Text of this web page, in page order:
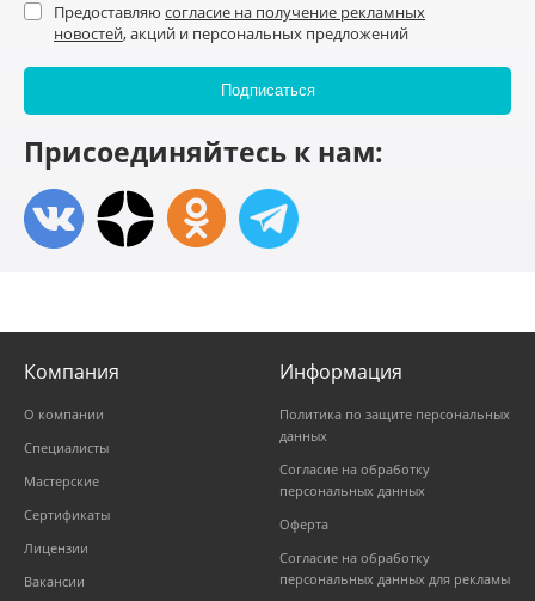
Предоставляю согласие на получение рекламных
новостей, акций и персональных предложений
Присоединяйтесь к нам:
Компания
О компании
Специалисты
Мастерские
Сертификаты
Лицензии
Вакансии
Информация
Политика по защите персональных
данных
Согласие на обработку
персональных данных
Оферта
Согласие на обработку
персональных данных для рекламы